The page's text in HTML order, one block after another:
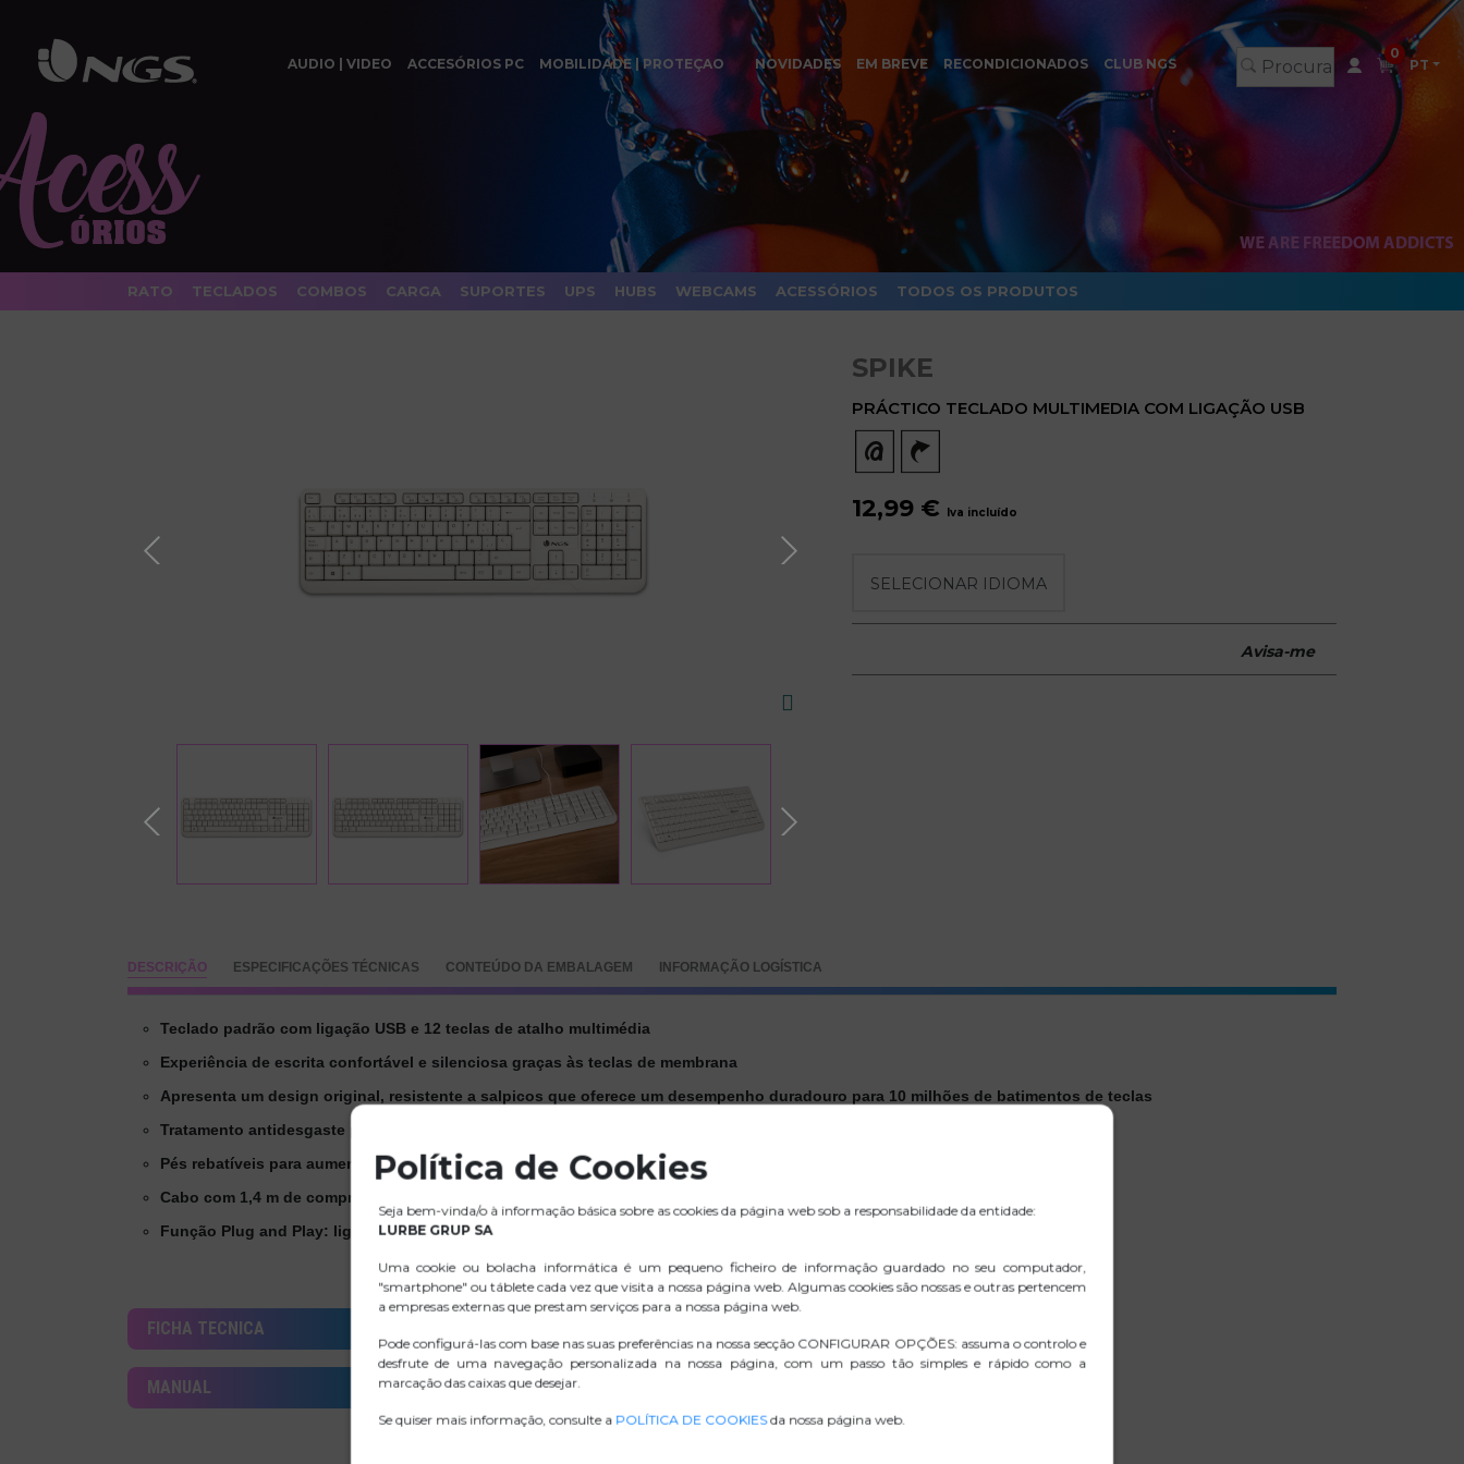
AUDIO | VIDEO ACCESÓRIOS PC MOBILIDADE | PROTEÇAO NOVIDADES EM BREVE RECONDICIONADOS CLUB NGS
0
PT
RATO TECLADOS COMBOS CARGA SUPORTES UPS HUBS WEBCAMS ACESSÓRIOS TODOS OS PRODUTOS
SPIKE
PRÁCTICO TECLADO MULTIMEDIA COM LIGAÇÃO USB
12,99 € Iva incluído
Avisa-me
DESCRIÇÃO ESPECIFICAÇÕES TÉCNICAS CONTEÚDO DA EMBALAGEM INFORMAÇÃO LOGÍSTICA
Teclado padrão com ligação USB e 12 teclas de atalho multimédia
Experiência de escrita confortável e silenciosa graças às teclas de membrana
Apresenta um design original, resistente a salpicos que oferece um desempenho duradouro para 10 milhões de batimentos de teclas
Tratamento antidesgaste para evitar o esbatimento das teclas e garantir um longo tempo de vida útil
Pés rebatíveis para aumentar a inclinação do teclado
Cabo com 1,4 m de comprimento para responder às necessidades ergonómicas de cada um
Função Plug and Play: ligação imediata ao computador sem necessidade de software.
FICHA TECNICA
MANUAL D. CONFORMIDADE
Política de Cookies
Seja bem-vinda/o à informação básica sobre as cookies da página web sob a responsabilidade da entidade:
LURBE GRUP SA
Uma cookie ou bolacha informática é um pequeno ficheiro de informação guardado no seu computador,
"smartphone" ou táblete cada vez que visita a nossa página web. Algumas cookies são nossas e outras pertencem
a empresas externas que prestam serviços para a nossa página web.
Pode configurá-las com base nas suas preferências na nossa secção CONFIGURAR OPÇÕES: assuma o controlo e
desfrute de uma navegação personalizada na nossa página, com um passo tão simples e rápido como a
marcação das caixas que desejar.
Se quiser mais informação, consulte a POLÍTICA DE COOKIESda nossa página web.